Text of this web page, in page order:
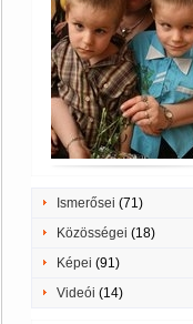
Ismerősei (71)
Közösségei (18)
Képei (91)
Videói (14)